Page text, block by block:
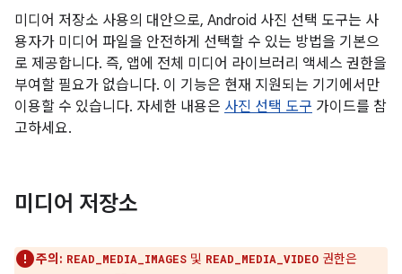
미디어 저장소 사용의 대안으로, Android 사진 선택 도구는 사
용자가 미디어 파일을 안전하게 선택할 수 있는 방법을 기본으
로 제공합니다. 즉, 앱에 전체 미디어 라이브러리 액세스 권한을
부여할 필요가 없습니다. 이 기능은 현재 지원되는 기기에서만
이용할 수 있습니다. 자세한 내용은 사진 선택 도구 가이드를 참
고하세요.
미디어 저장소
주의: READ_MEDIA_IMAGES 및 READ_MEDIA_VIDEO 권한은